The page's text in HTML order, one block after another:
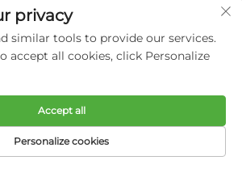
Пулисен Полиуретановые изделия».
Политика конфиденциальности
ЭЛЕКТРОННАЯ
privacy
similar tools to provide our services.
accept all cookies, click Personalize
Personalize cookies
Accept all